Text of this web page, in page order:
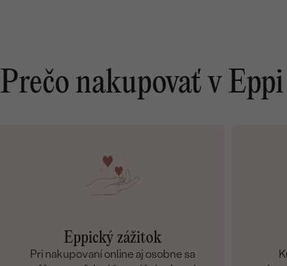
Prečo nakupovať v Eppi
Eppický zážitok
Pri nakupovaní online aj osobne sa